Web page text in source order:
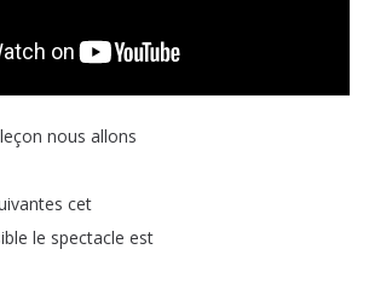
leçon nous allons
cet
le spectacle est